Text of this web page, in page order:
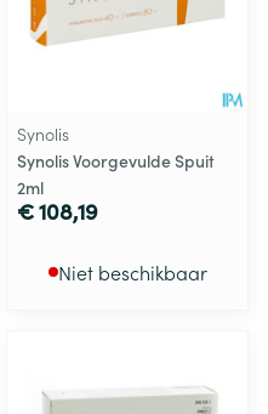
Synolis
Synolis Voorgevulde Spuit
2ml
€ 108,19
Niet beschikbaar